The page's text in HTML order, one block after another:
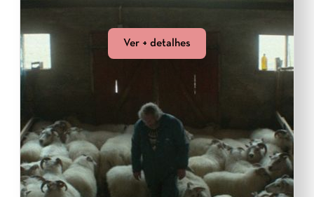
Ver + detalhes